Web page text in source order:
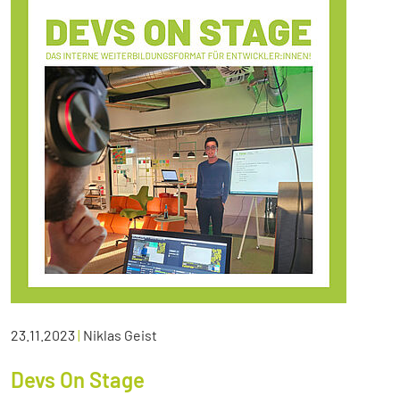
23.11.2023| Niklas Geist
Devs On Stage